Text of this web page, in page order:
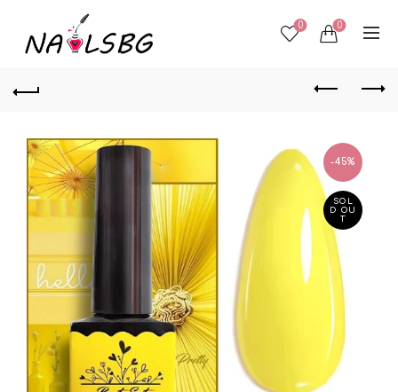
0 0
-45%
SOL
D OU
T